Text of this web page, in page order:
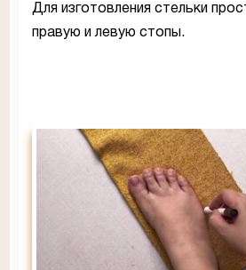
Для изготовления стельки
правую и левую стопы.